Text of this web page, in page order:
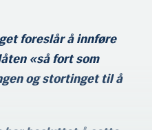
foreslår å innføre
«så fort som
og stortinget til å